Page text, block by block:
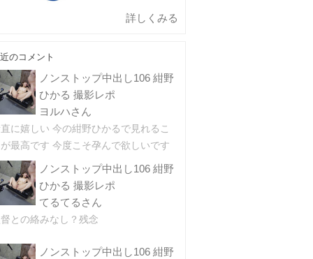
詳しくみる
のコメント
ノンストップ中出し106 紺野
ひかる 撮影レポ
ヨルハさん
に嬉しい 今の紺野ひかるで見れるこ
最高です 今度こそ孕んで欲しいです
ノンストップ中出し106 紺野
ひかる 撮影レポ
てるてるさん
との絡みなし？残念
ノンストップ中出し106 紺野